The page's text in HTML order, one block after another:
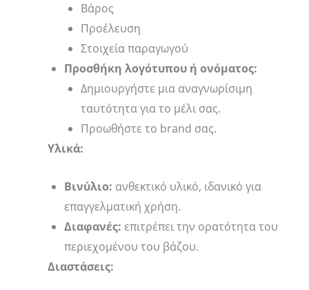
Βάρος
Προέλευση
Στοιχεία παραγωγού
Προσθήκη λογότυπου ή ονόματος:
Δημιουργήστε μια αναγνωρίσιμη
ταυτότητα για το μέλι σας.
Προωθήστε το brand σας.
Υλικά:
Βινύλιο: ανθεκτικό υλικό, ιδανικό για
επαγγελματική χρήση.
Διαφανές: επιτρέπει την ορατότητα του
περιεχομένου του βάζου.
Διαστάσεις: